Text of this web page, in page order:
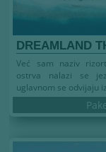
DREAMLAND
Već sam naziv
ostrva nalazi se
uglavnom se odvijaju